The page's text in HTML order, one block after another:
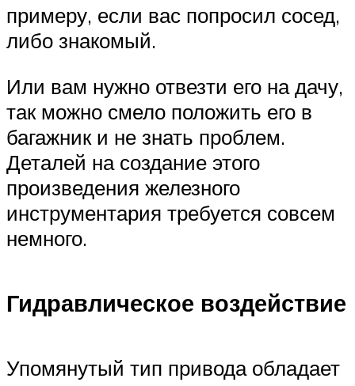
примеру, если вас попросил сосед,
либо знакомый.
Или вам нужно отвезти его на дачу,
так можно смело положить его в
багажник и не знать проблем.
Деталей на создание этого
произведения железного
инструментария требуется совсем
немного.
Гидравлическое воздействие
Упомянутый тип привода обладает